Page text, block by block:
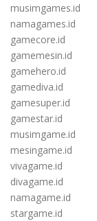
musimgames.id
namagames.id
gamecore.id
gamemesin.id
gamehero.id
gamediva.id
gamesuper.id
gamestar.id
musimgame.id
mesingame.id
vivagame.id
divagame.id
namagame.id
stargame.id